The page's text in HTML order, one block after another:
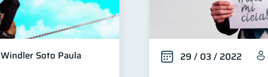
Windler Soto Paula 29 / 03 / 2022